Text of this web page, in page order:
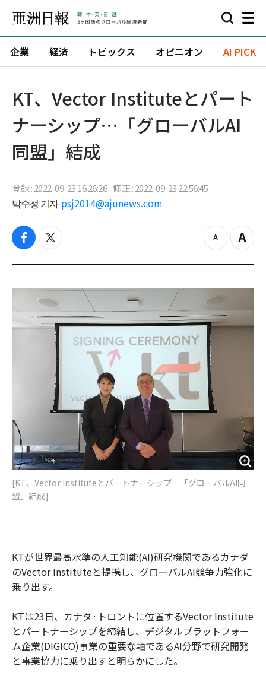
企業 経済 トピックス オピニオン AI PICK
​KT、Vector Instituteとパート
ナーシップ…「グローバルAI
同盟」結成
登録 : 2022-09-23 16:26:26 修正 : 2022-09-23 22:56:45
박수정 기자 psj2014@ajunews.com
f
c
b
t
i
t
e
r
z
o
o
u
Z
o
i
[​KT、Vector Instituteとパートナーシップ…「グローバルAI同
盟」結成]
KTが世界最高水準の人工知能(AI)研究機関であるカナダ
のVector Instituteと提携し、グローバルAI競争力強化に
乗り出す。
KTは23日、カナダ·トロントに位置するVector Institute
とパートナーシップを締結し、デジタルプラットフォー
ム企業(DIGICO)事業の重要な軸であるAI分野で研究開発
と事業協力に乗り出すと明らかにした。